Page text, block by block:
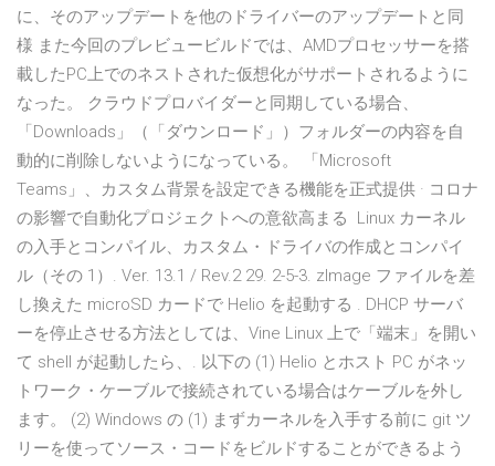
に、そのアップデートを他のドライバーのアップデートと同
様 また今回のプレビュービルドでは、AMDプロセッサーを搭
載したPC上でのネストされた仮想化がサポートされるように
なった。 クラウドプロバイダーと同期している場合、
「Downloads」（「ダウンロード」）フォルダーの内容を自
動的に削除しないようになっている。 「Microsoft
Teams」、カスタム背景を設定できる機能を正式提供 · コロナ
の影響で自動化プロジェクトへの意欲高まる Linux カーネル
の入手とコンパイル、カスタム・ドライバの作成とコンパイ
ル（その 1）. Ver. 13.1 / Rev.2 29. 2-5-3. zImage ファイルを差
し換えた microSD カードで Helio を起動する . DHCP サーバ
ーを停止させる方法としては、Vine Linux 上で「端末」を開い
て shell が起動したら、. 以下の (1) Helio とホスト PC がネッ
トワーク・ケーブルで接続されている場合はケーブルを外し
ます。 (2) Windows の (1) まずカーネルを入手する前に git ツ
リーを使ってソース・コードをビルドすることができるよう